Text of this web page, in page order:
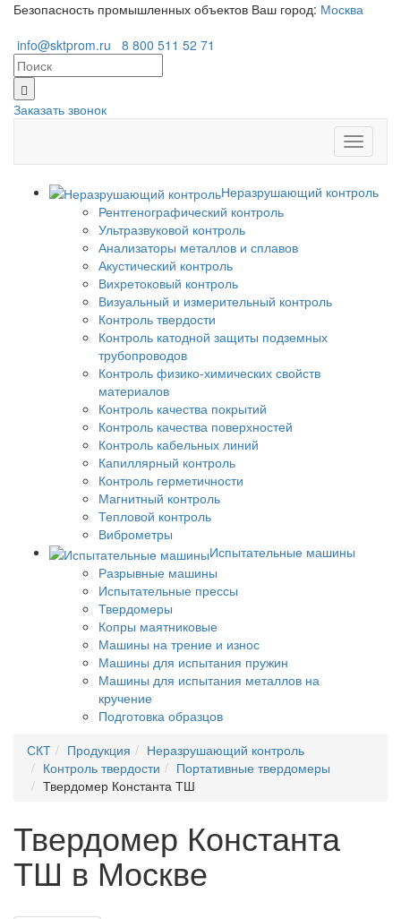
Безопасность промышленных объектов Ваш город: Москва
info@sktprom.ru
8 800 511 52 71
Заказать звонок
Неразрушающий контроль
Рентгенографический контроль
Ультразвуковой контроль
Анализаторы металлов и сплавов
Акустический контроль
Вихретоковый контроль
Визуальный и измерительный контроль
Контроль твердости
Контроль катодной защиты подземных
трубопроводов
Контроль физико-химических свойств
материалов
Контроль качества покрытий
Контроль качества поверхностей
Контроль кабельных линий
Капиллярный контроль
Контроль герметичности
Магнитный контроль
Тепловой контроль
Виброметры
Испытательные машины
Разрывные машины
Испытательные прессы
Твердомеры
Копры маятниковые
Машины на трение и износ
Машины для испытания пружин
Машины для испытания металлов на
кручение
Подготовка образцов
СКТ
Продукция
Неразрушающий контроль
Контроль твердости
Портативные твердомеры
Твердомер Константа ТШ
Твердомер Константа
ТШ в Москве